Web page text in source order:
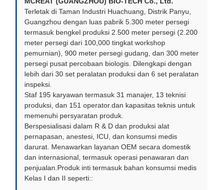
Terletak di Taman Industri Huachuang, Distrik Panyu,
Guangzhou dengan luas pabrik 5.300 meter persegi
termasuk bengkel produksi 2.500 meter persegi (2.200
meter persegi dari 100,000 tingkat workshop
pemurnian), 900 meter persegi gudang, dan 300 meter
persegi pusat percobaan biologis. Dilengkapi dengan
lebih dari 30 set peralatan produksi dan 6 set peralatan
inspeksi.
Staf 195 karyawan termasuk 31 manajer, 13 teknisi
produksi, dan 151 operator.dan kapasitas teknis untuk
memenuhi persyaratan produk.
Berspesialisasi dalam R & D dan produksi alat
pernapasan, anestesi, ICU, dan konsumsi medis
darurat. Menawarkan layanan OEM secara domestik
dan internasional, termasuk operasi penawaran dan
penjualan.Produk inti termasuk bahan konsumsi medis
Kelas I dan II seperti::